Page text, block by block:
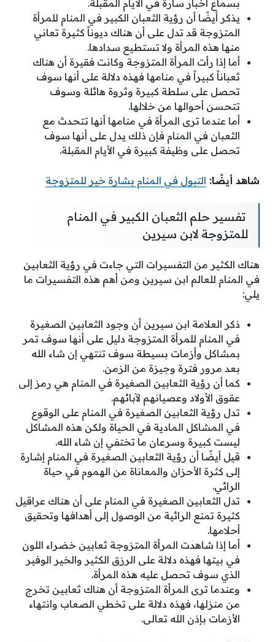
بسماع أخبار سارة في الأيام المقبلة.
يذكر أيضًا أن رؤية الثعبان الكبير في المنام للمرأة
المتزوجة قد تدل على أن هناك ديوناً كثيرة تعاني
منها هذه المرأة ولا تستطيع سدادها.
أما إذا رأت المرأة المتزوجة وكانت فقيرة أن هناك
ثعباناً كبيراً في منامها فهذه دلالة على أنها سوف
تحصل على سلطة كبيرة وثروة هائلة وسوف
تتحسن أحوالها من خلالها.
أما عندما ترى المرأة في منامها أنها تتحدث مع
الثعبان في المنام فإن ذلك يدل على أنها سوف
تحصل على وظيفة كبيرة في الأيام المقبلة.
شاهد أيضًا: التبول في المنام بشارة خير للمتزوجة
تفسير حلم الثعبان الكبير في المنام
للمتزوجة لابن سيرين
هناك الكثير من التفسيرات التي جاءت في رؤية الثعابين
في المنام للعالم ابن سيرين ومن أهم هذه التفسيرات ما
يلي:
ذكر العلامة ابن سيرين أن وجود الثعابين الصغيرة
في المنام للمرأة المتزوجة دليل على أنها سوف تمر
بمشاكل وأزمات بسيطة سوف تنتهي إن شاء الله
بعد مرور فترة وجيزة من الزمن.
كما أن رؤية الثعابين الصغيرة في المنام هي رمز إلى
عقوق الأولاد وعصيانهم لآبائهم.
تدل رؤية الثعابين الصغيرة في المنام على الوقوع
في المشاكل المادية في الحياة ولكن هذه المشاكل
ليست كبيرة وسرعان ما تختفي إن شاء الله.
قيل أيضًا أن رؤية الثعابين الصغيرة في المنام إشارة
إلى كثرة الأحزان والمعاناة من الهموم في حياة
الرائي.
تدل الثعابين الصغيرة في المنام على أن هناك عراقيل
كثيرة تمنع الرائية من الوصول إلى أهدافها وتحقيق
أحلامها.
أما إذا شاهدت المرأة المتزوجة ثعابين خضراء اللون
في بيتها فهذه دلالة على الرزق الكثير والخير الوفير
الذي سوف تحصل عليه هذه المرأة.
وعندما ترى المرأة المتزوجة أن هناك ثعابين تخرج
من منزلها، فهذه دلالة على تخطي الصعاب وانتهاء
الأزمات بإذن الله تعالى.